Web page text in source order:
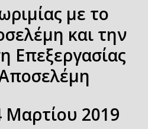
με το
και την
Επεξεργασίας
Μαρτίου 2019